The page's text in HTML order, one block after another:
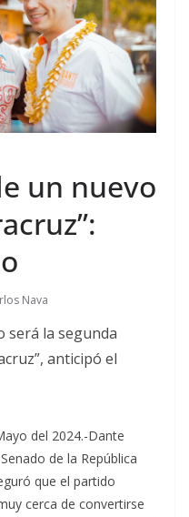
un nuevo
Nava
será la segunda
anticipó el
del 2024.-Dante
de la República
que el partido
cerca de convertirse